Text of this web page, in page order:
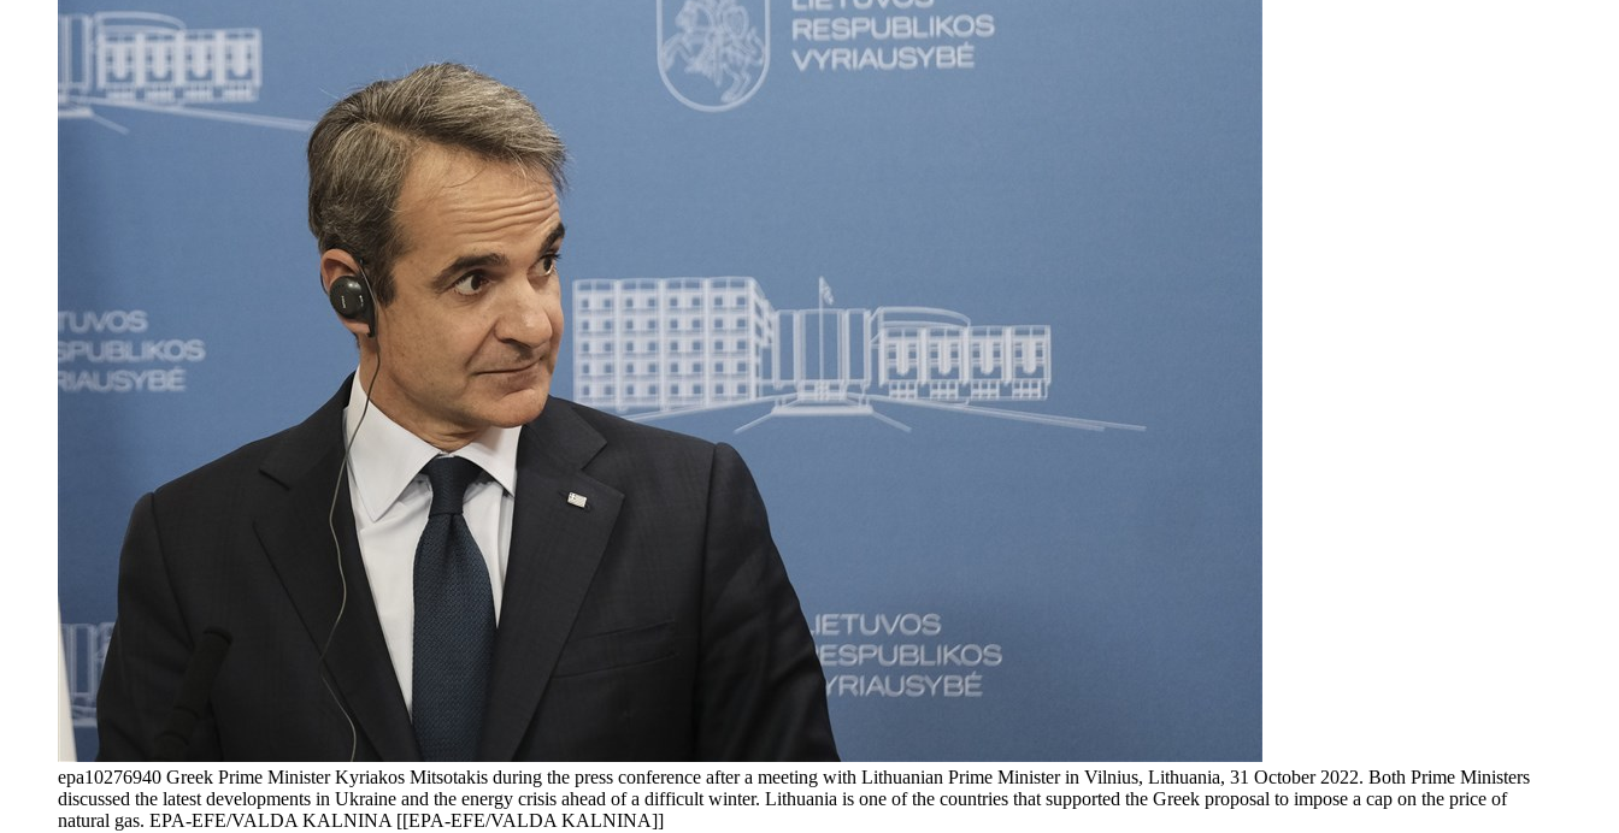
epa10276940 Greek Prime Minister Kyriakos Mitsotakis during the press conference after a meeting with Lithuanian Prime Minister in Vilnius, Lithuania, 31 October 2022. Both Prime Ministers
discussed the latest developments in Ukraine and the energy crisis ahead of a difficult winter. Lithuania is one of the countries that supported the Greek proposal to impose a cap on the price of
natural gas. EPA-EFE/VALDA KALNINA [[EPA-EFE/VALDA KALNINA]]